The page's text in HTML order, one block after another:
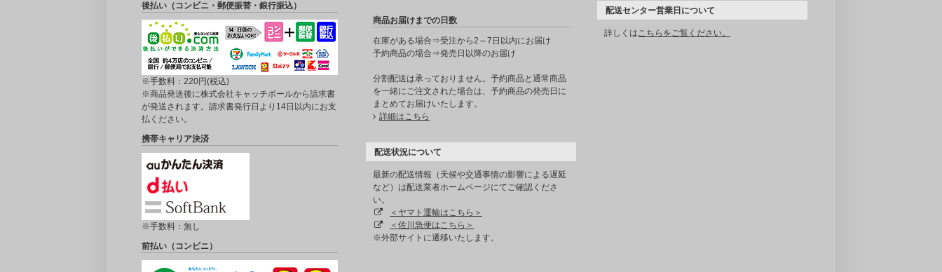
後払い（コンビニ・郵便振替・銀行振込）
※手数料：220円(税込)
※商品発送後に株式会社キャッチボールから請求書
が発送されます。請求書発行日より14日以内にお支
払ください。
携帯キャリア決済
※手数料：無し
前払い（コンビニ）
商品お届けまでの日数
在庫がある場合⇒受注から2～7日以内にお届け
予約商品の場合⇒発売日以降のお届け
分割配送は承っておりません。予約商品と通常商品
を一緒にご注文された場合は、予約商品の発売日に
まとめてお届けいたします。
詳細はこちら
配送状況について
最新の配送情報（天候や交通事情の影響による遅延
など）は配送業者ホームページにてご確認くださ
い。
＜ヤマト運輸はこちら＞
＜佐川急便はこちら＞
※外部サイトに遷移いたします。
配送センター営業日について
詳しくはこちらをご覧ください。